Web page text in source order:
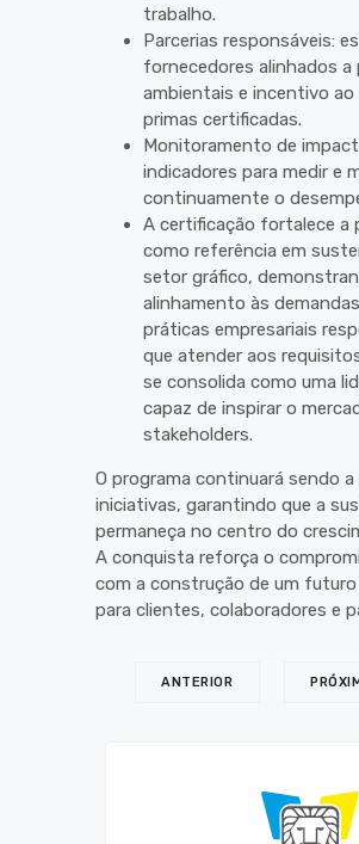
trabalho.
Parcerias responsáveis:
fornecedores alinhados a
ambientais e incentivo
primas certificadas.
Monitoramento de
indicadores para medir e
continuamente o
A certificação fortalece a
como referência em
setor gráfico,
alinhamento às
práticas empresariais
que atender aos
se consolida como uma
capaz de inspirar o
stakeholders.
O programa continuará sendo
iniciativas, garantindo que a
permaneça no centro do
A conquista reforça o
com a construção de um
para clientes, colaboradores e
ANTERIOR